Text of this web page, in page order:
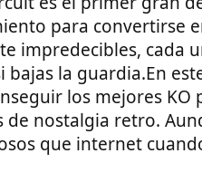
para convertirse
impredecibles, cada
la guardia.En
los mejores KO
nostalgia retro.
que internet